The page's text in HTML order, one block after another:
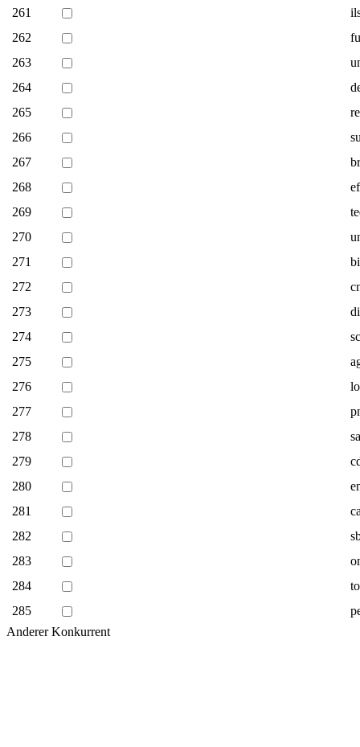
261
262
263
264
265
266
267
268
269
270
271
272
273
274
275
276
277
278
279
280
281
282
283
284
285
Anderer Konkurrent